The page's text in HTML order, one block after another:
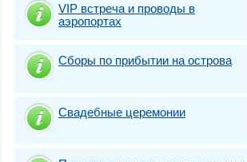
VIP встреча и проводы в
аэропортах
Сборы по прибытии на острова
Свадебные церемонии